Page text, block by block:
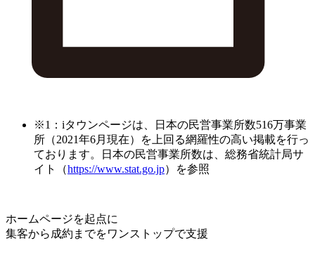
※1：iタウンページは、日本の民営事業所数516万事業
所（2021年6月現在）を上回る網羅性の高い掲載を行っ
ております。日本の民営事業所数は、総務省統計局サ
イト（https://www.stat.go.jp）を参照
ホームページを起点に
集客から成約までをワンストップで支援